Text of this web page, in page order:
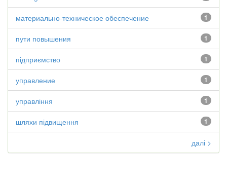
1
материально-техническое обеспечение
1
пути повышения
1
підприємство
1
управление
1
управління
1
шляхи підвищення
далі >